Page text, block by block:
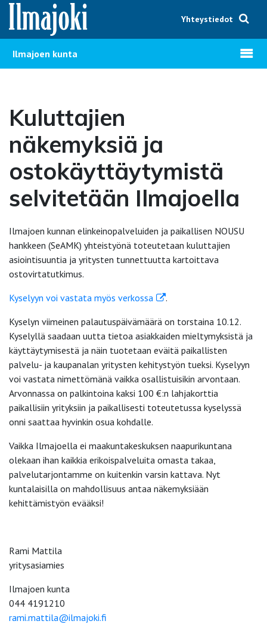
Hyppää sisältöön
Yhteystiedot
Ilmajoen kunta Avaa
Kuluttajien
näkemyksiä ja
ostokäyttäytymistä
selvitetään Ilmajoella
Ilmajoen kunnan elinkeinopalveluiden ja paikallisen NOUSU
hankkeen (SeAMK) yhteistyönä toteutetaan kuluttajien
asiointisuuntia ja yritysten tunnettuutta kartoittava
ostovirtatutkimus.
Kyselyyn voi vastata myös verkossa
.
Kyselyn viimeinen palautuspäivämäärä on torstaina 10.12.
Kyselyllä saadaan uutta tietoa asiakkaiden mieltymyksistä ja
käyttäytymisestä ja näin tuotetaan eväitä paikallisten
palvelu- ja kaupanalan yritysten kehitystyön tueksi. Kyselyyn
voi vastata nimettömänä vaikka osallistuisikin arvontaan.
Arvonnassa on palkintoina kaksi 100 €:n lahjakorttia
paikallisiin yrityksiin ja paikallisesti toteutetussa kyselyssä
onni saattaa hyvinkin osua kohdalle.
Vaikka Ilmajoella ei maakuntakeskuksen naapurikuntana
olekaan ihan kaikkia erikoispalveluita omasta takaa,
palvelutarjontamme on kuitenkin varsin kattava. Nyt
kuntalaisilla on mahdollisuus antaa näkemyksiään
kehittämistyön evääksi!
Rami Mattila
yritysasiamies
Ilmajoen kunta
044 4191210
rami.mattila@ilmajoki.fi